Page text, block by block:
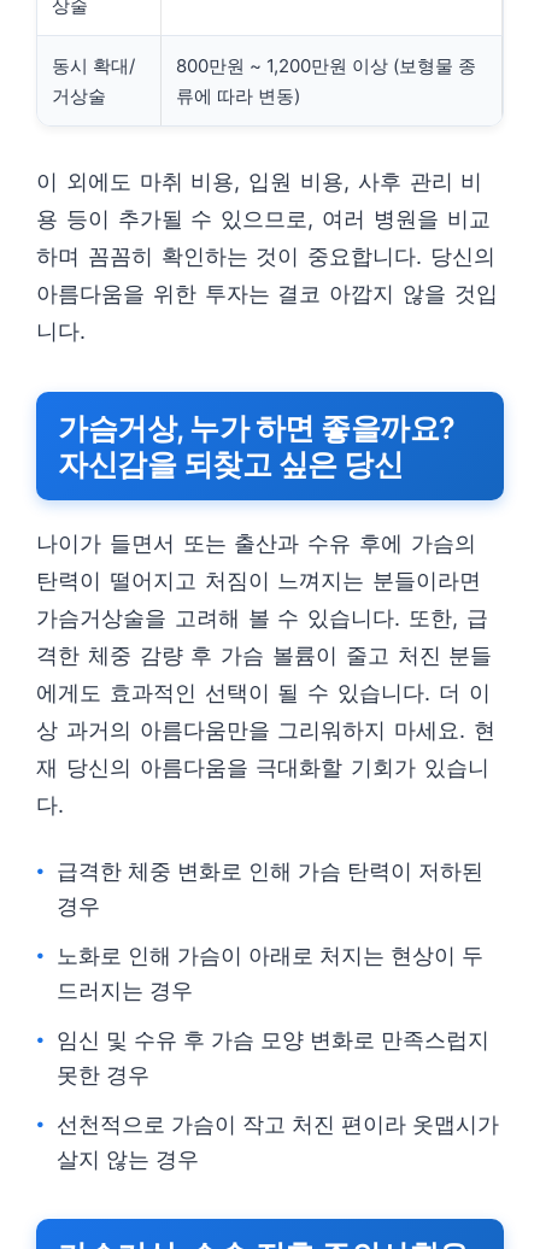
상술
동시 확대/
거상술
800만원 ~ 1,200만원 이상 (보형물 종
류에 따라 변동)
이 외에도 마취 비용, 입원 비용, 사후 관리 비
용 등이 추가될 수 있으므로, 여러 병원을 비교
하며 꼼꼼히 확인하는 것이 중요합니다. 당신의
아름다움을 위한 투자는 결코 아깝지 않을 것입
니다.
가슴거상, 누가 하면 좋을까요?
자신감을 되찾고 싶은 당신
나이가 들면서 또는 출산과 수유 후에 가슴의
탄력이 떨어지고 처짐이 느껴지는 분들이라면
가슴거상술을 고려해 볼 수 있습니다. 또한, 급
격한 체중 감량 후 가슴 볼륨이 줄고 처진 분들
에게도 효과적인 선택이 될 수 있습니다. 더 이
상 과거의 아름다움만을 그리워하지 마세요. 현
재 당신의 아름다움을 극대화할 기회가 있습니
다.
급격한 체중 변화로 인해 가슴 탄력이 저하된
경우
노화로 인해 가슴이 아래로 처지는 현상이 두
드러지는 경우
임신 및 수유 후 가슴 모양 변화로 만족스럽지
못한 경우
선천적으로 가슴이 작고 처진 편이라 옷맵시가
살지 않는 경우